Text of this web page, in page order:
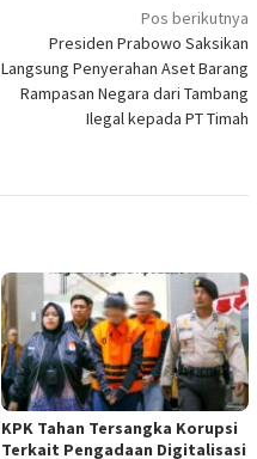
Pos berikutnya
Presiden Prabowo Saksikan
Langsung Penyerahan Aset Barang
Rampasan Negara dari Tambang
Ilegal kepada PT Timah
KPK Tahan Tersangka Korupsi
Terkait Pengadaan Digitalisasi